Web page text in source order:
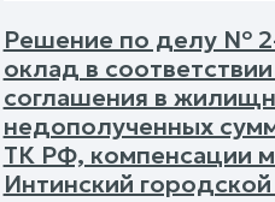
Решение по делу №
оклад в
соглашения в
недополученных
ТК РФ, компенсации
Интинский